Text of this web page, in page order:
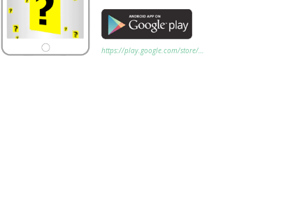
https://play.google.com/store/…